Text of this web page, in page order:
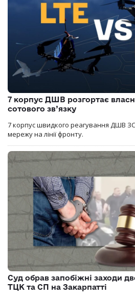
7 корпус ДШВ розгортає
сотового зв’язку
7 корпус швидкого реагування ДШВ
мережу на лінії фронту.
Суд обрав запобіжні заходи
ТЦК та СП на Закарпатті